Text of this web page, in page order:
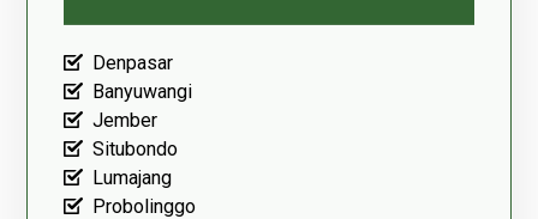
Denpasar
Banyuwangi
Jember
Situbondo
Lumajang
Probolinggo